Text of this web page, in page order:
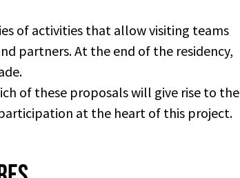
of activities that allow visiting teams
partners. At the end of the residency,
of these proposals will give rise to the
at the heart of this project.